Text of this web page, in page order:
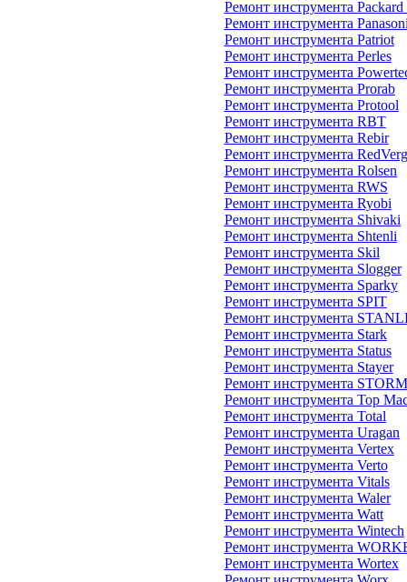
Ремонт инструмента Packard
Ремонт инструмента
Ремонт инструмента Patriot
Ремонт инструмента Perles
Ремонт инструмента
Ремонт инструмента Prorab
Ремонт инструмента Protool
Ремонт инструмента RBT
Ремонт инструмента Rebir
Ремонт инструмента RedVerg
Ремонт инструмента Rolsen
Ремонт инструмента RWS
Ремонт инструмента Ryobi
Ремонт инструмента Shivaki
Ремонт инструмента Shtenli
Ремонт инструмента Skil
Ремонт инструмента Slogger
Ремонт инструмента Sparky
Ремонт инструмента SPIT
Ремонт инструмента
Ремонт инструмента Stark
Ремонт инструмента Status
Ремонт инструмента Stayer
Ремонт инструмента STORM
Ремонт инструмента Top
Ремонт инструмента Total
Ремонт инструмента Uragan
Ремонт инструмента Vertex
Ремонт инструмента Verto
Ремонт инструмента Vitals
Ремонт инструмента Waler
Ремонт инструмента Watt
Ремонт инструмента Wintech
Ремонт инструмента
Ремонт инструмента Wortex